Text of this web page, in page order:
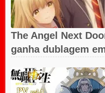
The Angel Next
ganha dublagem